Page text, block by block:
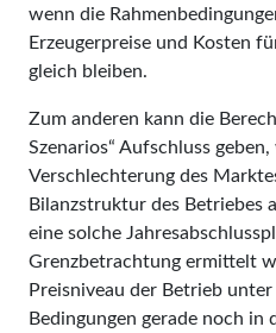
wenn die
Erzeugerpreise und Kosten
gleich bleiben.
Zum anderen kann die
Szenarios“ Aufschluss
Verschlechterung des
Bilanzstruktur des Betriebes
eine solche
Grenzbetrachtung ermittelt
Preisniveau der Betrieb
Bedingungen gerade noch in